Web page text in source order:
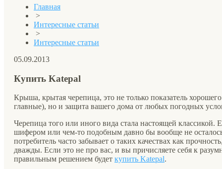
Главная
>
Интересные статьи
>
Интересные статьи
05.09.2013
Купить Katepal
Крыша, крытая черепица, это не только показатель
главные), но и защита вашего дома от любых погодных
Черепица того или иного вида стала настоящей
шифером или чем-то подобным давно бы вообще не
потребитель часто забывает о таких качествах как
дважды. Если это не про вас, и вы причисляете себя к
правильным решением будет купить Katepal.